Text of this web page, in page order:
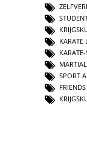
KARATE
SPORT